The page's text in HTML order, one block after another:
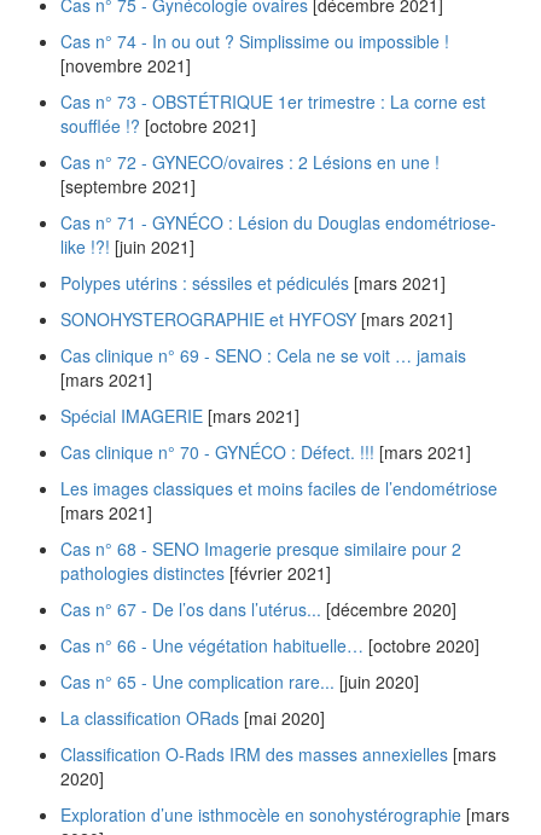
Cas n° 75 - Gynécologie ovaires [décembre 2021]
Cas n° 74 - In ou out ? Simplissime ou impossible !
[novembre 2021]
Cas n° 73 - OBSTÉTRIQUE 1er trimestre : La corne est
soufflée !? [octobre 2021]
Cas n° 72 - GYNECO/ovaires : 2 Lésions en une !
[septembre 2021]
Cas n° 71 - GYNÉCO : Lésion du Douglas endométriose-
like !?! [juin 2021]
Polypes utérins : séssiles et pédiculés [mars 2021]
SONOHYSTEROGRAPHIE et HYFOSY [mars 2021]
Cas clinique n° 69 - SENO : Cela ne se voit … jamais
[mars 2021]
Spécial IMAGERIE [mars 2021]
Cas clinique n° 70 - GYNÉCO : Défect. !!! [mars 2021]
Les images classiques et moins faciles de l’endométriose
[mars 2021]
Cas n° 68 - SENO Imagerie presque similaire pour 2
pathologies distinctes [février 2021]
Cas n° 67 - De l’os dans l’utérus... [décembre 2020]
Cas n° 66 - Une végétation habituelle… [octobre 2020]
Cas n° 65 - Une complication rare... [juin 2020]
La classification ORads [mai 2020]
Classification O-Rads IRM des masses annexielles [mars
2020]
Exploration d’une isthmocèle en sonohystérographie [mars